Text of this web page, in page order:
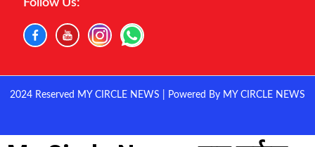
Follow Us:
2024 Reserved MY CIRCLE NEWS | Powered By MY CIRCLE NEWS